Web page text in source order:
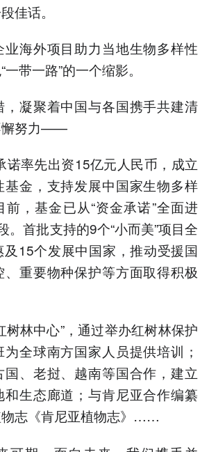
佳话。
海外项目助力当地生物多样性
带一路”的一个缩影。
凝聚着中国与各国携手共建清
懈努力——
诺率先出资15亿元人民币，成立
基金，支持发展中国家生物多样
，基金已从“资金承诺”全面进
。首批支持的9个“小而美”项目全
15个发展中国家，推动受援国
重要物种保护等方面取得积极
树林中心”，通过举办红树林保护
全球南方国家人员提供培训；
、老挝、越南等国合作，建立
和生态廊道；与肯尼亚合作编纂
志《肯尼亚植物志》……